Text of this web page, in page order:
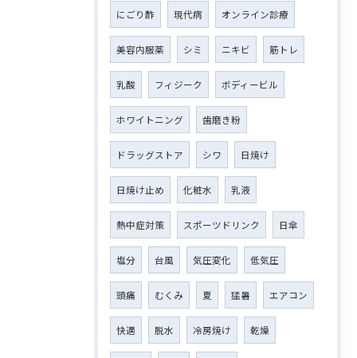
にごり酢 現代病 オンライン診療
美容内服薬 シミ ニキビ 筋トレ
乳酸 フィジーク ボディービル
ホワイトニング 歯磨き粉
ドラッグストア シワ 日焼け
日焼け止め 化粧水 乳液
熱中症対策 スポーツドリンク 日傘
塩分 台風 気圧変化 低気圧
頭痛 むくみ 夏 猛暑 エアコン
快適 脱水 冷房焼け 乾燥